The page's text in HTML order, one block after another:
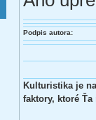
Podpis autora:
Kulturistika je
faktory, ktoré